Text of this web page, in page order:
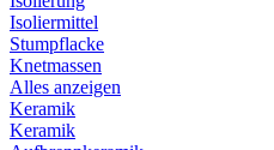
Isoliermittel
Stumpflacke
Knetmassen
Alles anzeigen
Keramik
Keramik